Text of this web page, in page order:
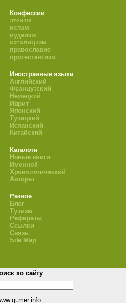
Конфессии
атеизм
ислам
иудаизм
католицизм
православие
протестантизм
Иностранные языки
Английский
Французский
Немецкий
Иврит
Японский
Турецкий
Испанский
Китайский
Каталоги
Новые книги
Именной
Хронологический
Авторы
Разное
Блог
Туризм
Рефераты
Ссылки
Связь
Site Map
по сайту